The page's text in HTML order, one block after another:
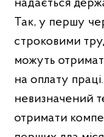
надається
Так, у першу
строковими
можуть
на оплату
невизначений
отримати